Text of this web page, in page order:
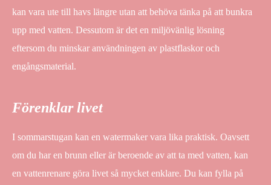
kan vara ute till havs längre utan att behöva tänka på att bunkra
upp med vatten. Dessutom är det en miljövänlig lösning
eftersom du minskar användningen av plastflaskor och
engångsmaterial.
Förenklar livet
I sommarstugan kan en watermaker vara lika praktisk. Oavsett
om du har en brunn eller är beroende av att ta med vatten, kan
en vattenrenare göra livet så mycket enklare. Du kan fylla på